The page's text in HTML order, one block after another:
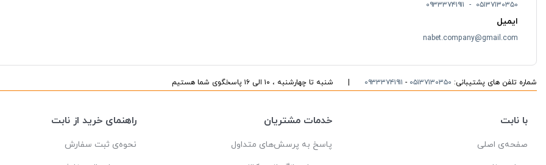
۰۵۱۳۷۱۳۰۳۵۰ - ۰۹۳۳۳۷۴۱۹۱۱
ایمیل
nabet.company@gmail.com
شماره تلفن های پشتیبانی: ۰۵۱۳۷۱۳۰۳۵۰ - ۰۹۳۳۳۷۴۱۹۱۱ شنبه تا چهارشنبه ، ۱۰ الی ۱۶ پاسخگوی شما هستیم
با نابت
صفحه‌ی اصلی
خدمات مشتریان
پاسخ به پرسش‌های متداول
راهنمای خرید از نابت
نحوه‌ی ثبت سفارش